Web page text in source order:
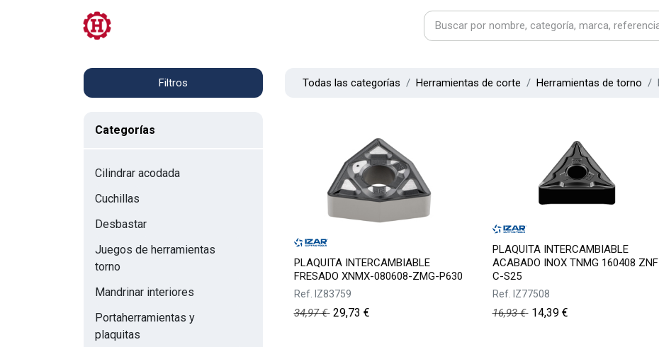
Filtros
Categorías
Cilindrar acodada
Cuchillas
Desbastar
Juegos de herramientas
torno
Mandrinar interiores
Portaherramientas y
plaquitas
Todas las categorías Herramientas de corte Herramientas de torno
PLAQUITA INTERCAMBIABLE
FRESADO XNMX-080608-ZMG-P630
Ref. IZ83759
34,97€ 29,73 €
PLAQUITA INTERCAMBIABLE
ACABADO INOX TNMG 160408 ZNF
C-S25
Ref. IZ77508
16,93€ 14,39€